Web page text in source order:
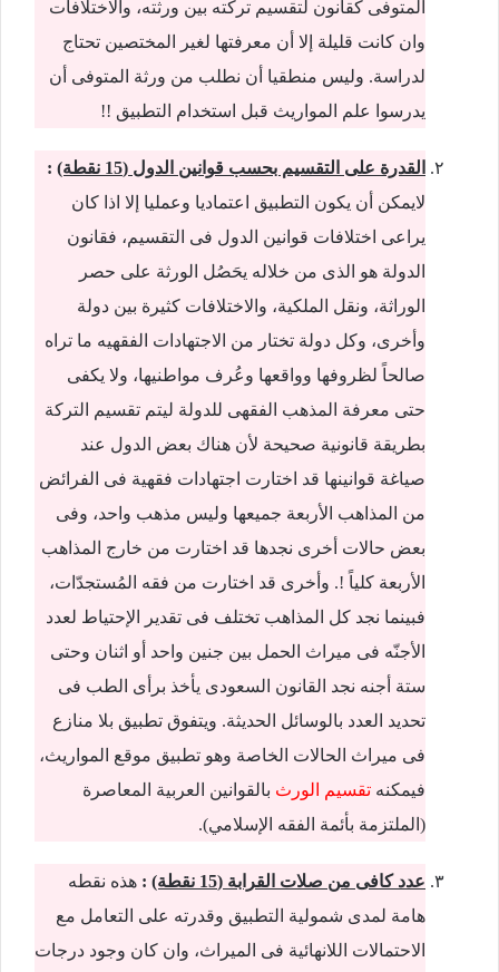
المتوفى كقانون لتقسيم تركته بين ورثته، والاختلافات
وان كانت قليلة إلا أن معرفتها لغير المختصين تحتاج
لدراسة. وليس منطقيا أن نطلب من ورثة المتوفى أن
يدرسوا علم المواريث قبل استخدام التطبيق !!
القدرة على التقسيم بحسب قوانين الدول (15 نقطة)
:
لايمكن أن يكون التطبيق اعتماديا وعمليا إلا اذا كان
يراعى اختلافات قوانين الدول فى التقسيم، فقانون
الدولة هو الذى من خلاله يحَصُل الورثة على حصر
الوراثة، ونقل الملكية، والاختلافات كثيرة بين دولة
وأخرى، وكل دولة تختار من الاجتهادات الفقهيه ما تراه
صالحاً لظروفها وواقعها وعُرف مواطنيها، ولا يكفى
حتى معرفة المذهب الفقهى للدولة ليتم تقسيم التركة
بطريقة قانونية صحيحة لأن هناك بعض الدول عند
صياغة قوانينها قد اختارت اجتهادات فقهية فى الفرائض
من المذاهب الأربعة جميعها وليس مذهب واحد، وفى
بعض حالات أخرى نجدها قد اختارت من خارج المذاهب
الأربعة كلياً !. وأخرى قد اختارت من فقه المُستجدّات،
فبينما نجد كل المذاهب تختلف فى تقدير الإحتياط لعدد
الأجنّه فى ميراث الحمل بين جنين واحد أو اثنان وحتى
ستة أجنه نجد القانون السعودى يأخذ برأى الطب فى
تحديد العدد بالوسائل الحديثة. ويتفوق تطبيق بلا منازع
فى ميراث الحالات الخاصة وهو تطبيق موقع المواريث،
فيمكنه تقسيم الورث بالقوانين العربية المعاصرة
(الملتزمة بأئمة الفقه الإسلامي).
عدد كافى من صلات القرابة (15 نقطة) : هذه نقطه
هامة لمدى شمولية التطبيق وقدرته على التعامل مع
الاحتمالات اللانهائية فى الميراث، وان كان وجود درجات